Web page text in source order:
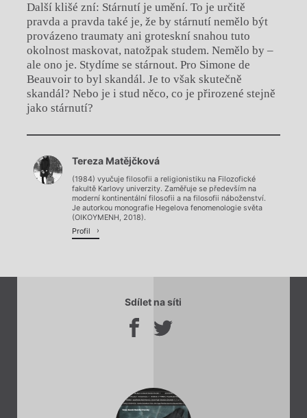
Další klišé zní: Stárnutí je umění. To je určitě
pravda a pravda také je, že by stárnutí nemělo být
provázeno traumaty ani groteskní snahou tuto
okolnost maskovat, natožpak studem. Nemělo by –
ale ono je. Stydíme se stárnout. Pro Simone de
Beauvoir to byl skandál. Je to však skutečně
skandál? Nebo je i stud něco, co je přirozené stejně
jako stárnutí?
Chviličku.
Načítá se.
Tereza Matějčková
(1984) vyučuje filosofii a religionistiku na Filozofické
fakultě Karlovy univerzity. Zaměřuje se především na
moderní kontinentální filosofii a na filosofii náboženství.
Je autorkou monografie Hegelova fenomenologie světa
(OIKOYMENH, 2018).
Profil
Sdílet na síti